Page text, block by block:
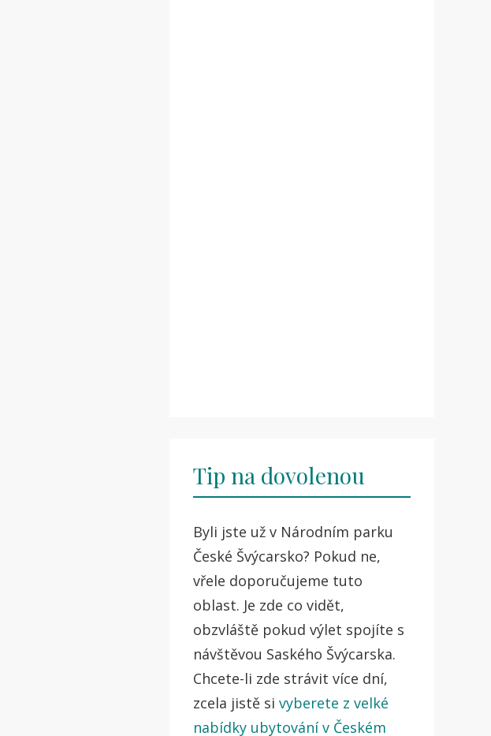
Tip na dovolenou
Byli jste už v Národním parku
České Švýcarsko? Pokud ne,
vřele doporučujeme tuto
oblast. Je zde co vidět,
obzvláště pokud výlet spojíte s
návštěvou Saského Švýcarska.
Chcete-li zde strávit více dní,
zcela jistě si vyberete z velké
nabídky ubytování v Českém